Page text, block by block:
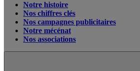
Notre histoire
Nos chiffres clés
Nos campagnes publicitaires
Notre mécénat
Nos associations